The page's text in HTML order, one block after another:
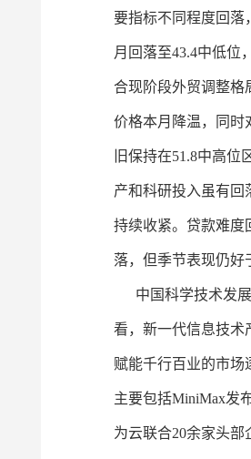
要指标不同程度回落
月回落至43.4中低位
合现阶段外贸调整格
价格本月降温，同时
旧保持在51.8中高
产和科研投入虽有回
持续收紧。贷款难度
落，但季节表现仍好
中国科学技术发展
看，新一代信息技术
赋能千行百业的市场
主要包括MiniMax发
为云联合20余家头